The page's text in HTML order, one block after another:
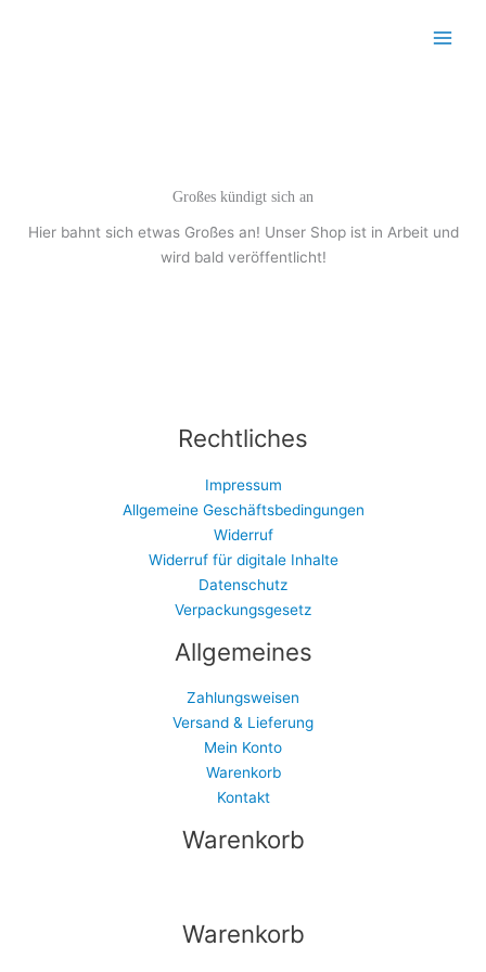
Großes kündigt sich an
Hier bahnt sich etwas Großes an! Unser Shop ist in Arbeit und
wird bald veröffentlicht!
Rechtliches
Impressum
Allgemeine Geschäftsbedingungen
Widerruf
Widerruf für digitale Inhalte
Datenschutz
Verpackungsgesetz
Allgemeines
Zahlungsweisen
Versand & Lieferung
Mein Konto
Warenkorb
Kontakt
Warenkorb
Warenkorb